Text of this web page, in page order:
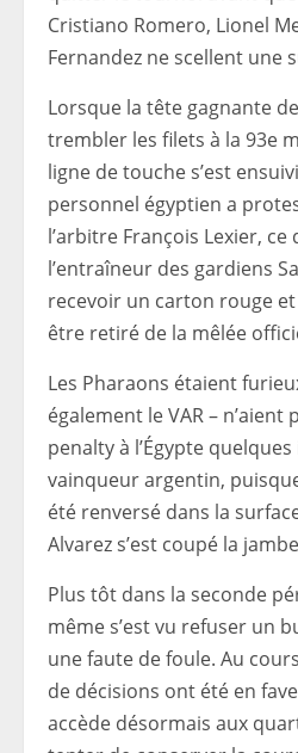
Cristiano Romero, Lionel
Fernandez ne scellent une
Lorsque la tête gagnante
trembler les filets à la 93e
ligne de touche s’est
personnel égyptien a
l’arbitre François Lexier,
l’entraîneur des gardiens
recevoir un carton rouge
être retiré de la mêlée
Les Pharaons étaient
également le VAR – n’aient
penalty à l’Égypte
vainqueur argentin,
été renversé dans la
Alvarez s’est coupé la
Plus tôt dans la seconde
même s’est vu refuser un
une faute de foule. Au
de décisions ont été en
accède désormais aux